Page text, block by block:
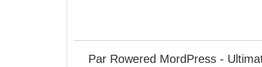
Par Rowered MordPress -